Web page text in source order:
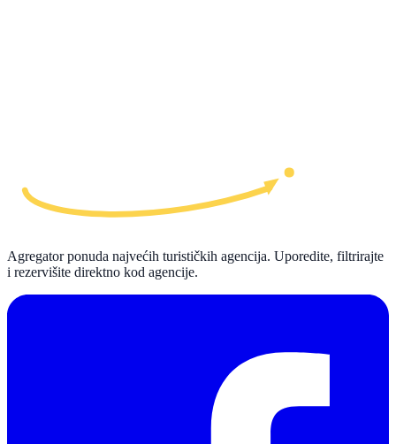
Agregator ponuda najvećih turističkih agencija. Uporedite, filtrirajte
i rezervišite direktno kod agencije.